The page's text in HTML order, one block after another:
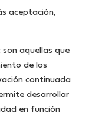
aceptación,
son aquellas que
de los
continuada
desarrollar
en función